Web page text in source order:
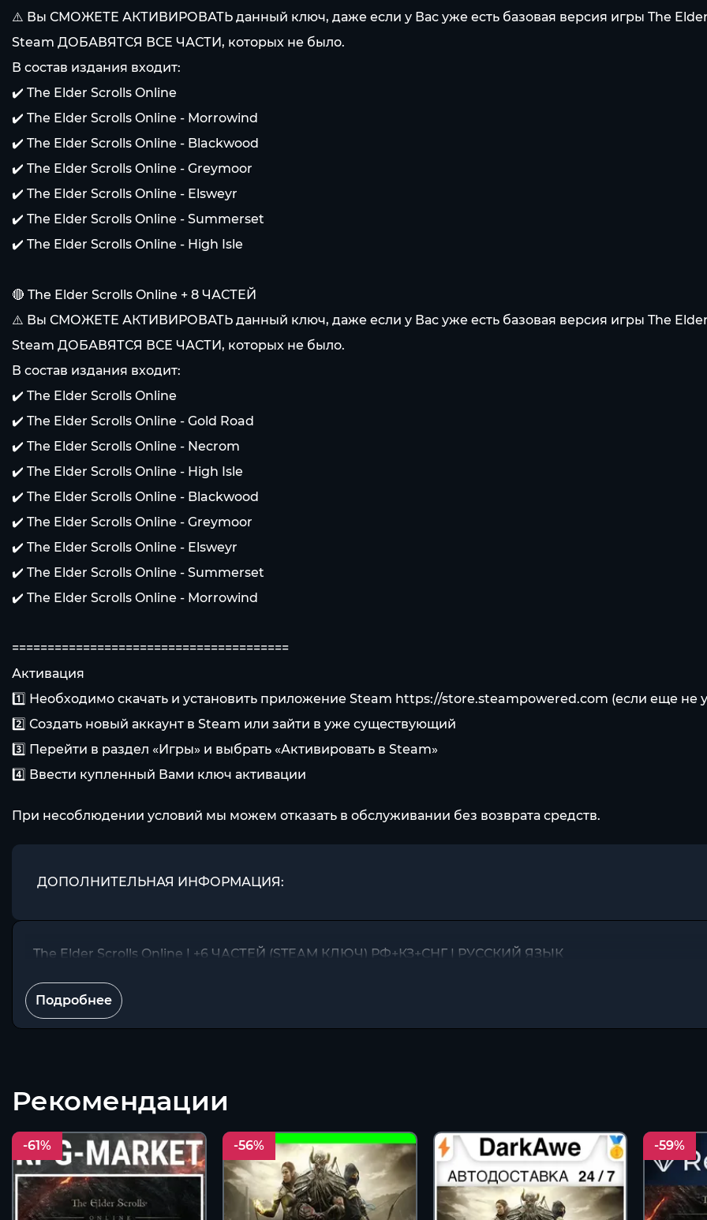
⚠️ Вы СМОЖЕТЕ АКТИВИРОВАТЬ данный ключ, даже если у Вас уже есть базовая версия игры The Elder
Steam ДОБАВЯТСЯ ВСЕ ЧАСТИ, которых не было.
В состав издания входит:
✔️ The Elder Scrolls Online
✔️ The Elder Scrolls Online - Morrowind
✔️ The Elder Scrolls Online - Blackwood
✔️ The Elder Scrolls Online - Greymoor
✔️ The Elder Scrolls Online - Elsweyr
✔️ The Elder Scrolls Online - Summerset
✔️ The Elder Scrolls Online - High Isle
🔴 The Elder Scrolls Online + 8 ЧАСТЕЙ
⚠️ Вы СМОЖЕТЕ АКТИВИРОВАТЬ данный ключ, даже если у Вас уже есть базовая версия игры The Elder
Steam ДОБАВЯТСЯ ВСЕ ЧАСТИ, которых не было.
В состав издания входит:
✔️ The Elder Scrolls Online
✔️ The Elder Scrolls Online - Gold Road
✔️ The Elder Scrolls Online - Necrom
✔️ The Elder Scrolls Online - High Isle
✔️ The Elder Scrolls Online - Blackwood
✔️ The Elder Scrolls Online - Greymoor
✔️ The Elder Scrolls Online - Elsweyr
✔️ The Elder Scrolls Online - Summerset
✔️ The Elder Scrolls Online - Morrowind
=======================================
Активация
1️⃣ Необходимо скачать и установить приложение Steam https://store.steampowered.com (если еще не
2️⃣ Создать новый аккаунт в Steam или зайти в уже существующий
3️⃣ Перейти в раздел «Игры» и выбрать «Активировать в Steam»
4️⃣ Ввести купленный Вами ключ активации
При несоблюдении условий мы можем отказать в обслуживании без возврата средств.
ДОПОЛНИТЕЛЬНАЯ ИНФОРМАЦИЯ:
The Elder Scrolls Online | +6 ЧАСТЕЙ (STEAM КЛЮЧ) РФ+КЗ+СНГ | РУССКИЙ ЯЗЫК
Подробнее
Рекомендации
-61% -56% -59%